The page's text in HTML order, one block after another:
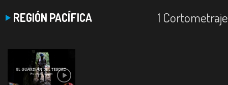
REGIÓN PACÍFICA 1 Cortometraje